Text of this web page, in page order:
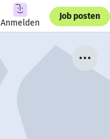
Anmelden
Job posten